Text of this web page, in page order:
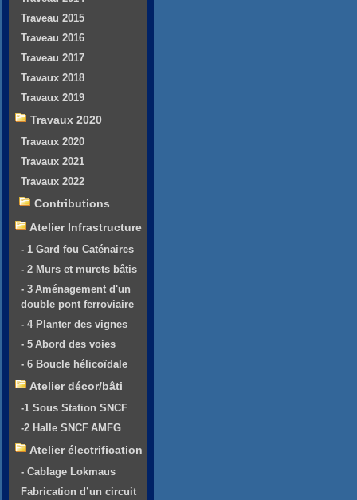
Traveau 2015
Traveau 2016
Traveau 2017
Travaux 2018
Travaux 2019
Travaux 2020
Travaux 2020
Travaux 2021
Travaux 2022
Contributions
Atelier Infrastructure
- 1 Gard fou Caténaires
- 2 Murs et murets bâtis
- 3 Aménagement d'un
double pont ferroviaire
- 4 Planter des vignes
- 5 Abord des voies
- 6 Boucle hélicoïdale
Atelier décor/bâti
-1 Sous Station SNCF
-2 Halle SNCF AMFG
Atelier électrification
- Cablage Lokmaus
Fabrication d’un circuit